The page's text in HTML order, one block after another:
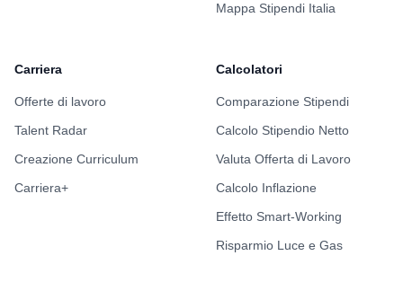
Mappa Stipendi Italia
Carriera
Offerte di lavoro
Talent Radar
Creazione Curriculum
Carriera+
Calcolatori
Comparazione Stipendi
Calcolo Stipendio Netto
Valuta Offerta di Lavoro
Calcolo Inflazione
Effetto Smart-Working
Risparmio Luce e Gas